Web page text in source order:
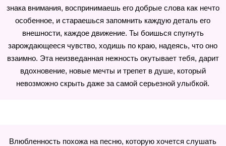
знака внимания, воспринимаешь его добрые слова как нечто
особенное, и стараешься запомнить каждую деталь его
внешности, каждое движение. Ты боишься спугнуть
зарождающееся чувство, ходишь по краю, надеясь, что оно
взаимно. Эта неизведанная нежность окутывает тебя, дарит
вдохновение, новые мечты и трепет в душе, который
невозможно скрыть даже за самой серьезной улыбкой.
Влюбленность похожа на песню, которую хочется слушать